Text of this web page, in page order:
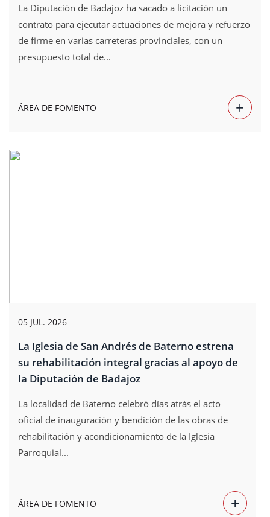
La Diputación de Badajoz ha sacado a licitación un
contrato para ejecutar actuaciones de mejora y refuerzo
de firme en varias carreteras provinciales, con un
presupuesto total de...
ÁREA DE FOMENTO +
05 JUL. 2026
La Iglesia de San Andrés de Baterno estrena
su rehabilitación integral gracias al apoyo de
la Diputación de Badajoz
La localidad de Baterno celebró días atrás el acto
oficial de inauguración y bendición de las obras de
rehabilitación y acondicionamiento de la Iglesia
Parroquial...
ÁREA DE FOMENTO +